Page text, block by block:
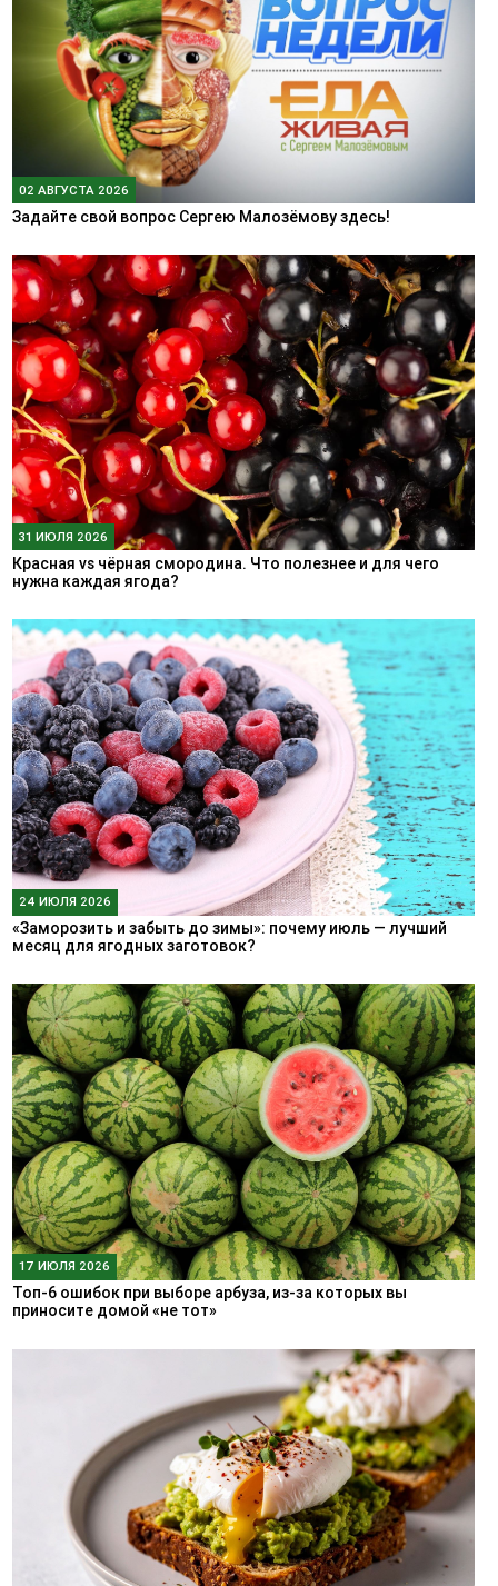
02 АВГУСТА 2026
Задайте свой вопрос Сергею Малозёмову здесь!
31 ИЮЛЯ 2026
Красная vs чёрная смородина. Что полезнее и для чего
нужна каждая ягода?
24 ИЮЛЯ 2026
«Заморозить и забыть до зимы»: почему июль — лучший
месяц для ягодных заготовок?
17 ИЮЛЯ 2026
Топ-6 ошибок при выборе арбуза, из-за которых вы
приносите домой «не тот»